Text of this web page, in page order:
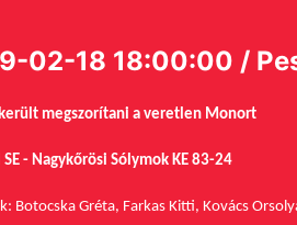
02-18 18:00:00 /
megszorítani a veretlen Monort
- Nagykőrösi Sólymok KE 83-24
Botocska Gréta, Farkas Kitti, Kovács